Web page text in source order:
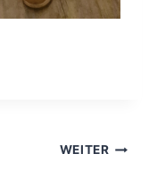
WEITER